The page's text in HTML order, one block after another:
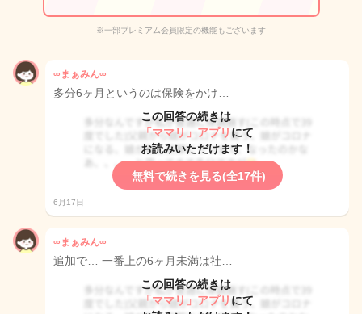
※一部プレミアム会員限定の機能もございます
∞まぁみん∞
多分6ヶ月というのは保険をかけ…
この回答の続きは
「ママリ」アプリ にて
お読みいただけます！
無料で続きを見る(全17件)
6月17日
∞まぁみん∞
追加で… 一番上の6ヶ月未満は社…
この回答の続きは
「ママリ」アプリ にて